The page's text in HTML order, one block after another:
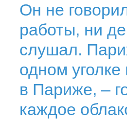
Он не
работы, ни
слушал.
одном
в Париже, –
каждое